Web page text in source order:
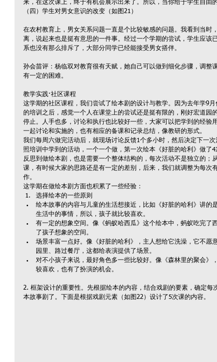
来，在这次课上，终于有机会展示出来了。所以，当你给于学生自由
（四）学生对男女意识的改变（如图21）
在农村教育上，男女关系问题一直是个比较敏感的问题。我看到当时
离，说起来也是挺有意思的一件事。经过一个学期的尝试，学生应该
系也没有那么排斥了，大部分同学已经能接受男女搭伴。
孙会苗评：杨临双对教育很有天赋，她自己可以做到细化步骤，调整
有一定的困难。
教学实践·社区课程
这学期的社区课程，我们尝试了绘本剧的设计与教学。因为去年学9
的培训之后，感觉一个人在课堂上的尝试还是挺有限的，刚好宏道园
停止。人手也多，讨论和执行也比较好一些，大家可以把学到的经验
一起讨论和实施的，也有相应的备课和记录总结，像教研的形式。
我们每周六做完活动后，就现场讨论反馈1个多小时，然后决定下一
照培训中学到的活动，一个一个做，第一次绘本《好脏的哈利》做了
反思到做绘本剧，也是需要一个整体结构的，每次活动不是独立的；
课，有时候大家的思路还是有一定的差别，后来，我们就调整为每次
作。
这学期在做绘本剧方面也积累了一些经验：
选择绘本的一些原则
绘本故事的内容与儿童的生活想接近，比如《好脏的哈利》讲的
生活中的事情，所以，孩子就比较喜欢。
有一定的想象空间。像《蚂蚁哈西瓜》这个绘本中，蚂蚁吃完了
了孩子想象的空间。
场景丰富一点好。像《好脏的哈利》，主人想给它洗澡，它不愿
园里、路过餐厅，这都给表演提供了场景。
对不小孩子来说，最好角色多一些比较好。像《森林里的聚会》
较喜欢，也有了扮演的机会。
2. 框架设计的重要性。先根据绘本的内容，结合戏剧的要素，确定每
本故事剧了。下面是根据戏剧元素（如图22）设计了5次课的内容。